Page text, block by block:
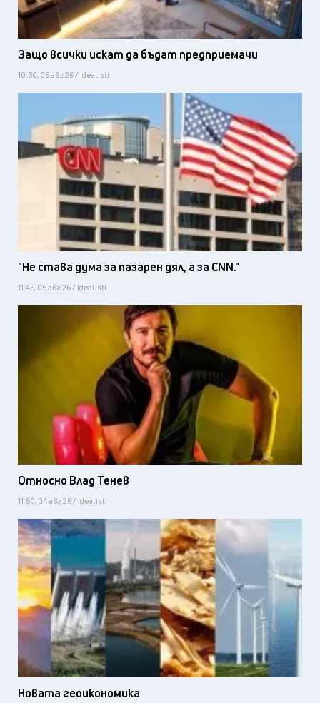
Защо всички искат да бъдат предприемачи
10:30, 06 авг 26 / Idealisti
"Не става дума за пазарен дял, а за CNN."
11:45, 05 авг 26 / Idealisti
Относно Влад Тенев
11:50, 04 авг 26 / Idealisti
Новата геоикономика